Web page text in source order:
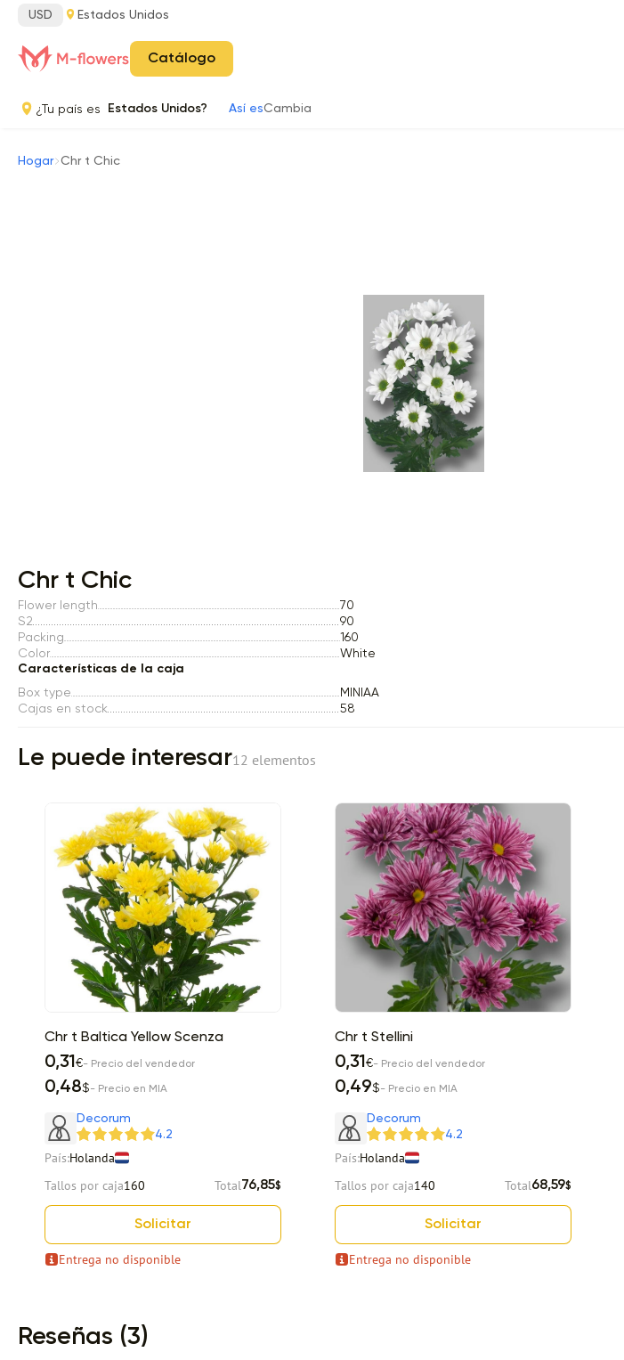
USD Estados Unidos
Catálogo
¿Tu país es Estados Unidos? Así esCambia
Hogar Chr t Chic
Item 1 of 1
Chr t Chic
Flower length
70
S2
90
Packing
160
Color
White
Características de la caja
Box type
MINIAA
Cajas en stock
58
Le puede interesar12 elementos
Chr t Baltica Yellow Scenza
0,31€- Precio del vendedor
0,48$- Precio en MIA
Decorum
4.2
País:Holanda
Tallos por caja160 Total76,85$
Solicitar
Entrega no disponible
Chr t Stellini
0,31€- Precio del vendedor
0,49$- Precio en MIA
Decorum
4.2
País:Holanda
Tallos por caja140 Total68,59$
Solicitar
Entrega no disponible
Reseñas (3)